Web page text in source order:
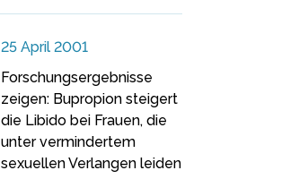
25 April 2001
Forschungsergebnisse
zeigen: Bupropion steigert
die Libido bei Frauen, die
unter vermindertem
sexuellen Verlangen leiden